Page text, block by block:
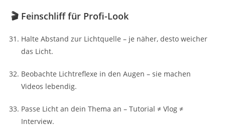
🎬 Feinschliff für Profi-Look
Halte Abstand zur Lichtquelle – je näher, desto weicher
das Licht.
Beobachte Lichtreflexe in den Augen – sie machen
Videos lebendig.
Passe Licht an dein Thema an – Tutorial ≠ Vlog ≠
Interview.